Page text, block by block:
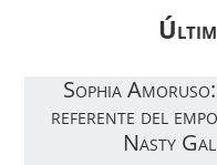
Sophia
referente del
Nasty